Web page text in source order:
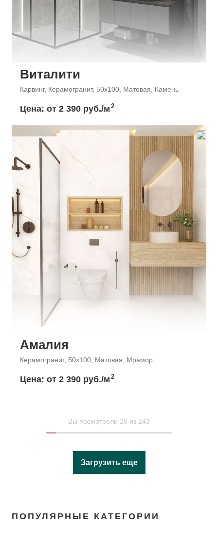
Виталити
Карвинг, Керамогранит, 50x100, Матовая, Камень
Цена: от 2 390 руб./м 2
Амалия
Керамогранит, 50x100, Матовая, Мрамор
Цена: от 2 390 руб./м 2
Вы посмотрели 20 из 243
Загрузить еще
ПОПУЛЯРНЫЕ КАТЕГОРИИ